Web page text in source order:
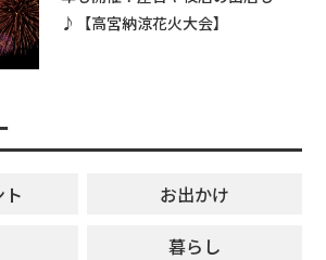
♪【高宮納涼花火大会】
お出かけ
暮らし